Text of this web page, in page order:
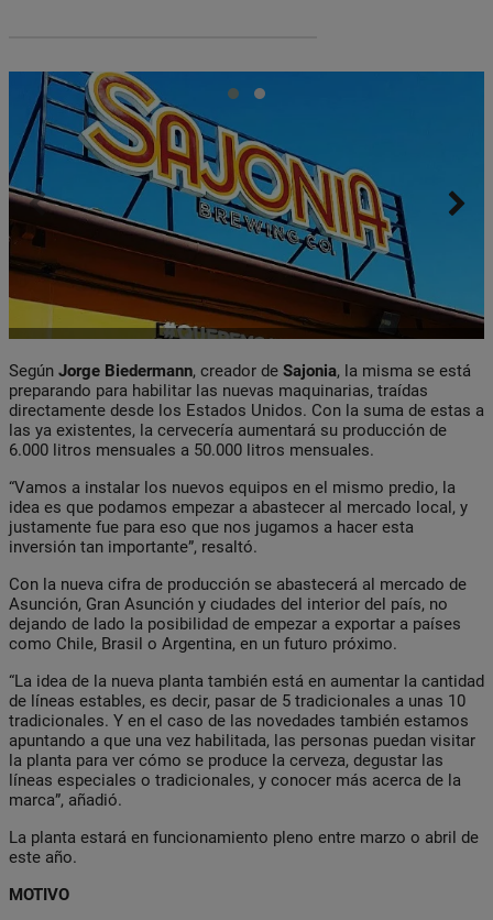
Según Jorge Biedermann, creador de Sajonia, la misma se está
preparando para habilitar las nuevas maquinarias, traídas
directamente desde los Estados Unidos. Con la suma de estas a
las ya existentes, la cervecería aumentará su producción de
6.000 litros mensuales a 50.000 litros mensuales.
“Vamos a instalar los nuevos equipos en el mismo predio, la
idea es que podamos empezar a abastecer al mercado local, y
justamente fue para eso que nos jugamos a hacer esta
inversión tan importante”, resaltó.
Con la nueva cifra de producción se abastecerá al mercado de
Asunción, Gran Asunción y ciudades del interior del país, no
dejando de lado la posibilidad de empezar a exportar a países
como Chile, Brasil o Argentina, en un futuro próximo.
“La idea de la nueva planta también está en aumentar la cantidad
de líneas estables, es decir, pasar de 5 tradicionales a unas 10
tradicionales. Y en el caso de las novedades también estamos
apuntando a que una vez habilitada, las personas puedan visitar
la planta para ver cómo se produce la cerveza, degustar las
líneas especiales o tradicionales, y conocer más acerca de la
marca”, añadió.
La planta estará en funcionamiento pleno entre marzo o abril de
este año.
MOTIVO